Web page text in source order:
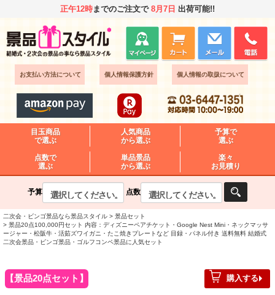
正午12時までのご注文で 8月7日 出荷可能!!
お支払い方法について 個人情報保護方針 個人情報の取扱について
目玉商品
で選ぶ
人気商品
から選ぶ
予算で
選ぶ
点数で
選ぶ
単品景品
から選ぶ
楽々
お見積り
予算 点数
二次会・ビンゴ景品なら景品スタイル
景品セット
景品20点100,000円セット 内容：ディズニーペアチケット・Google Nest Mini・ネックマッサ
ージャー・松阪牛・活茹ズワイガニ・たこ焼きプレートなど 目録・パネル付き 送料無料 結婚式
二次会景品・ビンゴ景品・ゴルフコンペ景品に人気セット
景品20点セット 購入する